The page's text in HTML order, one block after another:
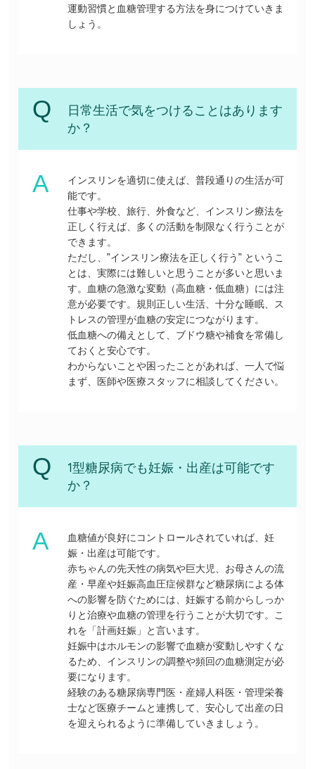
運動習慣と血糖管理する方法を身につけていきま
しょう。
日常生活で気をつけることはあります
か？
インスリンを適切に使えば、普段通りの生活が可
能です。
仕事や学校、旅行、外食など、インスリン療法を
正しく行えば、多くの活動を制限なく行うことが
できます。
ただし、”インスリン療法を正しく行う” というこ
とは、実際には難しいと思うことが多いと思いま
す。血糖の急激な変動（高血糖・低血糖）には注
意が必要です。規則正しい生活、十分な睡眠、ス
トレスの管理が血糖の安定につながります。
低血糖への備えとして、ブドウ糖や補食を常備し
ておくと安心です。
わからないことや困ったことがあれば、一人で悩
まず、医師や医療スタッフに相談してください。
1型糖尿病でも妊娠・出産は可能です
か？
血糖値が良好にコントロールされていれば、妊
娠・出産は可能です。
赤ちゃんの先天性の病気や巨大児、お母さんの流
産・早産や妊娠高血圧症候群など糖尿病による体
への影響を防ぐためには、妊娠する前からしっか
りと治療や血糖の管理を行うことが大切です。こ
れを「計画妊娠」と言います。
妊娠中はホルモンの影響で血糖が変動しやすくな
るため、インスリンの調整や頻回の血糖測定が必
要になります。
経験のある糖尿病専門医・産婦人科医・管理栄養
士など医療チームと連携して、安心して出産の日
を迎えられるように準備していきましょう。